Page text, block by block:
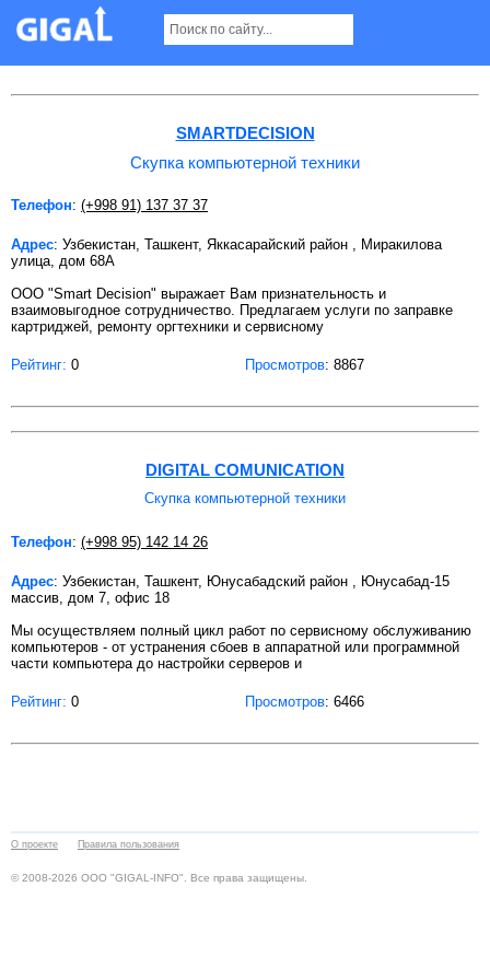
Скупка компьютерной техники в Ташкенте
SMARTDECISION
Скупка компьютерной техники
Телефон: (+998 91) 137 37 37
Адрес: Узбекистан, Ташкент, Яккасарайский район , Миракилова
улица, дом 68А
OOO "Smart Decision" выражает Вам признательность и
взаимовыгодное сотрудничество. Предлагаем услуги по заправке
картриджей, ремонту оргтехники и сервисному
Рейтинг: 0 Просмотров: 8867
DIGITAL COMUNICATION
Скупка компьютерной техники
Телефон: (+998 95) 142 14 26
Адрес: Узбекистан, Ташкент, Юнусабадский район , Юнусабад-15
массив, дом 7, офис 18
Мы осуществляем полный цикл работ по сервисному обслуживанию
компьютеров - от устранения сбоев в аппаратной или программной
части компьютера до настройки серверов и
Рейтинг: 0 Просмотров: 6466
О проекте Правила пользования
© 2008-2026 ООО "GIGAL-INFO". Все права защищены.